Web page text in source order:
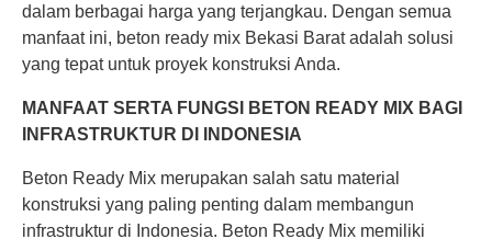
dalam berbagai harga yang terjangkau. Dengan semua
manfaat ini, beton ready mix Bekasi Barat adalah solusi
yang tepat untuk proyek konstruksi Anda.
MANFAAT SERTA FUNGSI BETON READY MIX BAGI
INFRASTRUKTUR DI INDONESIA
Beton Ready Mix merupakan salah satu material
konstruksi yang paling penting dalam membangun
infrastruktur di Indonesia. Beton Ready Mix memiliki